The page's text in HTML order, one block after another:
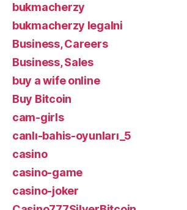
bukmacherzy
bukmacherzy legalni
Business, Careers
Business, Sales
buy a wife online
Buy Bitcoin
cam-girls
canlı-bahis-oyunları_5
casino
casino-game
casino-joker